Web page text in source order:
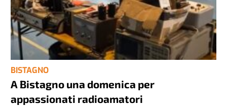
BISTAGNO
A Bistagno una domenica per
appassionati radioamatori